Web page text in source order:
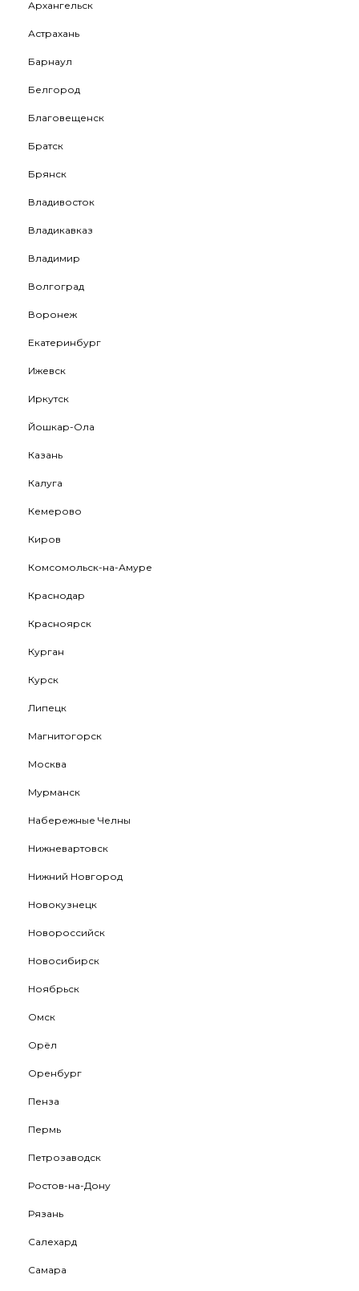
Архангельск
Астрахань
Барнаул
Белгород
Благовещенск
Братск
Брянск
Владивосток
Владикавказ
Владимир
Волгоград
Воронеж
Екатеринбург
Ижевск
Иркутск
Йошкар-Ола
Казань
Калуга
Кемерово
Киров
Комсомольск-на-Амуре
Краснодар
Красноярск
Курган
Курск
Липецк
Магнитогорск
Москва
Мурманск
Набережные Челны
Нижневартовск
Нижний Новгород
Новокузнецк
Новороссийск
Новосибирск
Ноябрьск
Омск
Орёл
Оренбург
Пенза
Пермь
Петрозаводск
Ростов-на-Дону
Рязань
Салехард
Самара